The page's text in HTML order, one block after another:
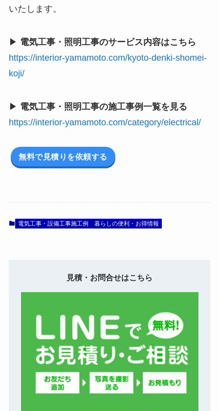
いたします。
▶ 電気工事・照明工事のサービス内容はこちら
https://interior-yamamoto.com/kyoto-denki-shomei-
koji/
▶ 電気工事・照明工事の施工事例一覧を見る
https://interior-yamamoto.com/category/electrical/
無料で見積りを依頼する
電気工事・設備工事施工例 暮らしの便利・お得情報
見積・お問合せはこちら